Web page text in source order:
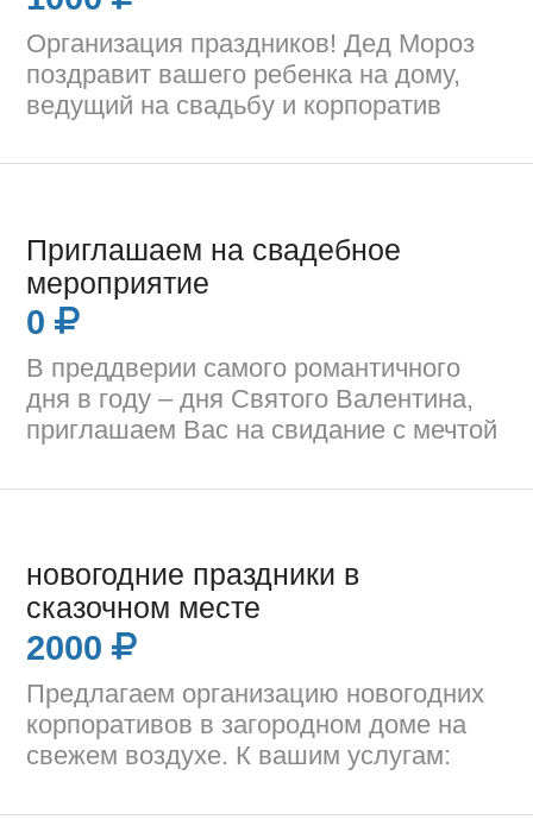
Организация праздников! Дед Мороз
поздравит вашего ребенка на дому,
ведущий на свадьбу и корпоратив
Приглашаем на свадебное
мероприятие
0
В преддверии самого романтичного
дня в году – дня Святого Валентина,
приглашаем Вас на свидание с мечтой
новогодние праздники в
сказочном месте
2000
Предлагаем организацию новогодних
корпоративов в загородном доме на
свежем воздухе. К вашим услугам: